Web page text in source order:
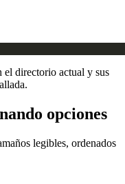
el directorio actual y sus
opciones
legibles, ordenados